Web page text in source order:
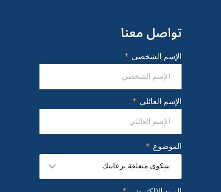
تواصل معنا
الإسم الشخصي
الإسم العائلي
الموضوع
شكوى متعلقة برعايتك